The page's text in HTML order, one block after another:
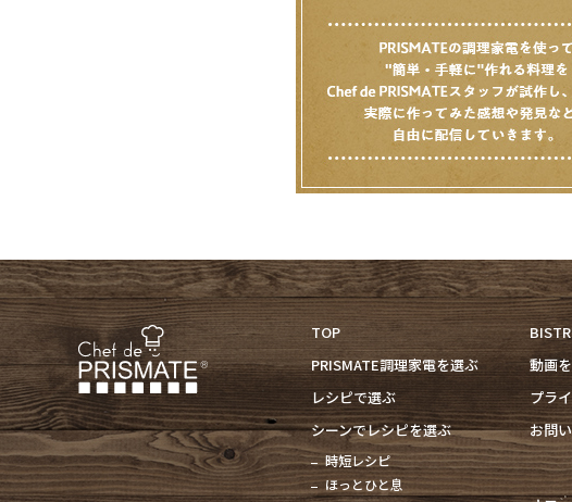
TOP
PRISMATE調理家電を選ぶ
レシピで選ぶ
シーンでレシピを選ぶ
時短レシピ
ほっとひと息
動画
プラ
お問